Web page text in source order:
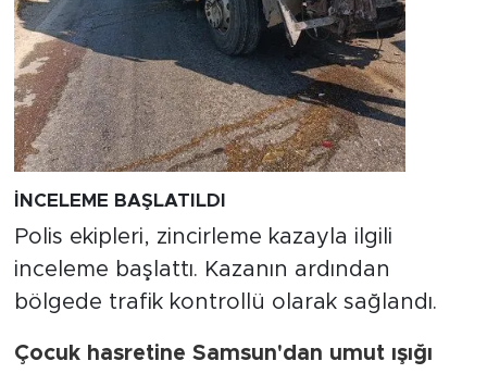
İNCELEME BAŞLATILDI
Polis ekipleri, zincirleme kazayla ilgili
inceleme başlattı. Kazanın ardından
bölgede trafik kontrollü olarak sağlandı.
Çocuk hasretine Samsun'dan umut ışığı